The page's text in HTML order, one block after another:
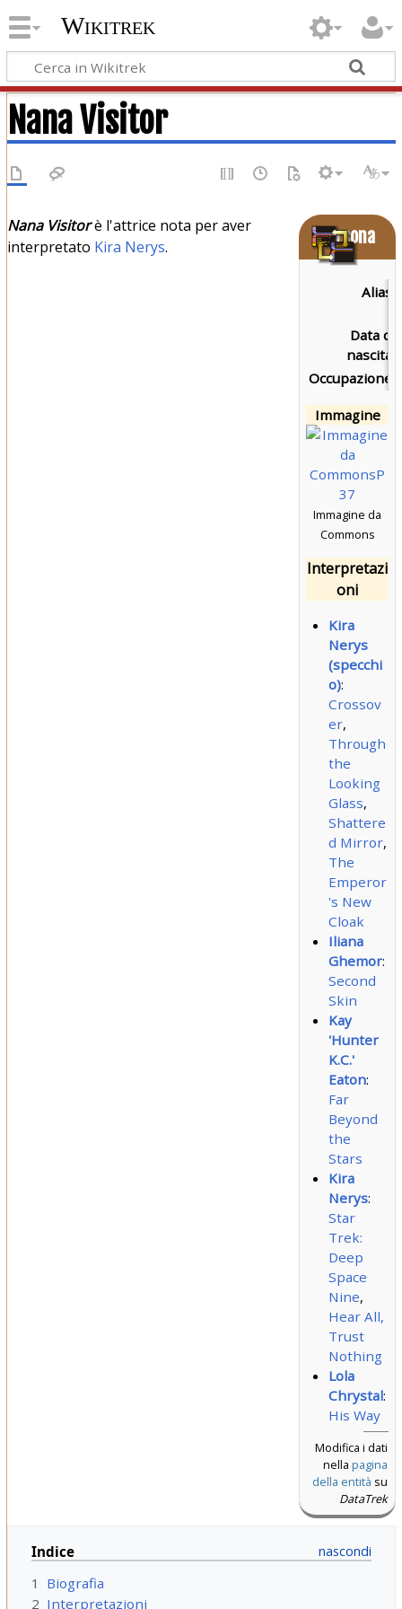
Wikitrek
Nana Visitor
Persona
Alias:
Data di
nascita:
Occupazione:
Immagine
Immagine da
Commons
Interpretazi
oni
Kira
Nerys
(specchi
o):
Crossov
er,
Through
the
Looking
Glass,
Shattere
d Mirror,
The
Emperor
's New
Cloak
Iliana
Ghemor:
Second
Skin
Kay
'Hunter
K.C.'
Eaton:
Far
Beyond
the
Stars
Kira
Nerys:
Star
Trek:
Deep
Space
Nine,
Hear All,
Trust
Nothing
Lola
Chrystal:
His Way
Modifica i dati
nella pagina
della entità su
DataTrek
Nana Visitorè l'attrice nota per aver
interpretato Kira Nerys.
Indice
1
Biografia
2 Interpretazioni